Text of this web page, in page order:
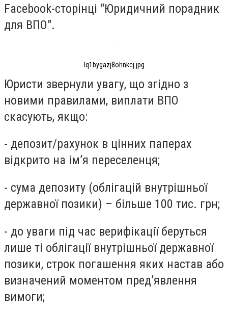
Facebook-сторінці "Юридичний порадник
для ВПО".
lq1bygazj8ohnkcj.jpg
Юристи звернули увагу, що згідно з
новими правилами, виплати ВПО
скасують, якщо:
- депозит/рахунок в цінних паперах
відкрито на ім’я переселенця;
- сума депозиту (облігацій внутрішньої
державної позики) – більше 100 тис. грн;
- до уваги під час верифікації беруться
лише ті облігації внутрішньої державної
позики, строк погашення яких настав або
визначений моментом пред’явлення
вимоги;